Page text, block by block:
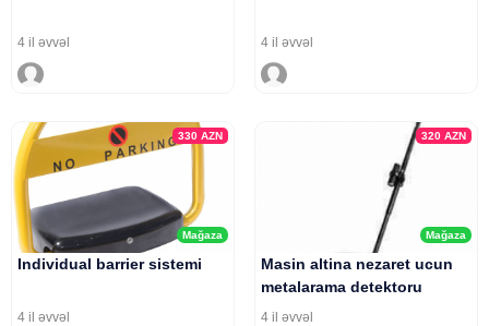
4 il əvvəl 4 il əvvəl
Mağaza
330AZN
Individual barrier sistemi
4 il əvvəl
Mağaza
320 AZN
Masin altina nezaret ucun
metalarama detektoru
4 il əvvəl